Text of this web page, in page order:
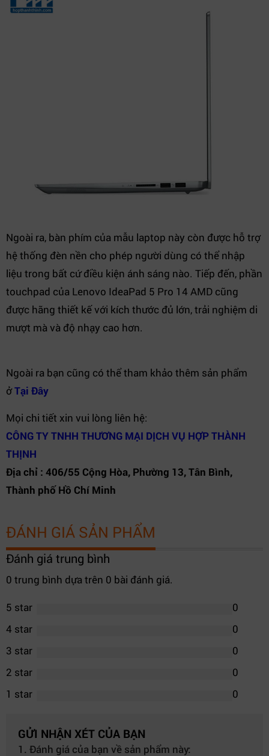
Ngoài ra, bàn phím của mẫu laptop này còn được hỗ trợ
hệ thống đèn nền cho phép người dùng có thể nhập
liệu trong bất cứ điều kiện ánh sáng nào. Tiếp đến, phần
touchpad của Lenovo IdeaPad 5 Pro 14 AMD cũng
được hãng thiết kế với kích thước đủ lớn, trải nghiệm di
mượt mà và độ nhạy cao hơn.
Ngoài ra bạn cũng có thể tham khảo thêm sản phẩm
ởTại Đây
Mọi chi tiết xin vui lòng liên hệ:
CÔNG TY TNHH THƯƠNG MẠI DỊCH VỤ HỢP THÀNH
THỊNH
Địa chỉ : 406/55 Cộng Hòa, Phường 13, Tân Bình,
Thành phố Hồ Chí Minh
ĐÁNH GIÁ SẢN PHẨM
Đánh giá trung bình
0 trung bình dựa trên 0 bài đánh giá.
5 star
0
4 star
0
3 star
0
2 star
0
1 star
0
GỬI NHẬN XÉT CỦA BẠN
1. Đánh giá của bạn về sản phẩm này: